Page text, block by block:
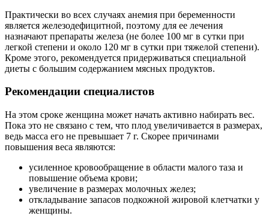
Практически во всех случаях анемия при беременности
является железодефицитной, поэтому для ее лечения
назначают препараты железа (не более 100 мг в сутки при
легкой степени и около 120 мг в сутки при тяжелой степени).
Кроме этого, рекомендуется придерживаться специальной
диеты с большим содержанием мясных продуктов.
Рекомендации специалистов
На этом сроке женщина может начать активно набирать вес.
Пока это не связано с тем, что плод увеличивается в размерах,
ведь масса его не превышает 7 г. Скорее причинами
повышения веса являются:
усиленное кровообращение в области малого таза и
повышение объема крови;
увеличение в размерах молочных желез;
откладывание запасов подкожной жировой клетчатки у
женщины.